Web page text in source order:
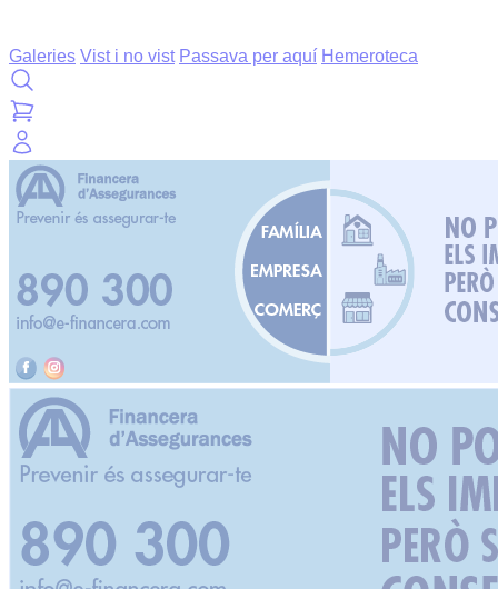
Galeries Vist i no vist Passava per aquí Hemeroteca